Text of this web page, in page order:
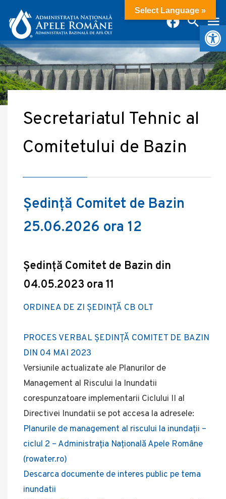
Secretariatul Tehnic al
Comitetului de Bazin
Ședință Comitet de Bazin
25.06.2026 ora 12
Ședință Comitet de Bazin din
04.05.2023 ora 11
ORDINEA DE ZI ȘEDINȚĂ CB OLT
PROCES VERBAL ȘEDINȚĂ COMITET DE BAZIN
DIN 04 MAI 2023
Versiunile actualizate ale Planurilor de
Management al Riscului la Inundatii
corespunzatoare implementarii Ciclului II al
Directivei Inundatii se pot accesa la adresele:
Planurile de management al riscului la inundații –
ciclul 2 – Administrația Națională Apele Române
(rowater.ro)
Descarca documente de interes public pe tema
inundatii
Select Language »